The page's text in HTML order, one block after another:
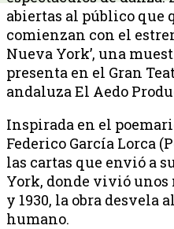
abiertas al público que
comienzan con el
Nueva York’, una
presenta en el Gran
andaluza El Aedo
Inspirada en el
Federico García Lorca
las cartas que envió a
York, donde vivió unos
y 1930, la obra desvela
humano.